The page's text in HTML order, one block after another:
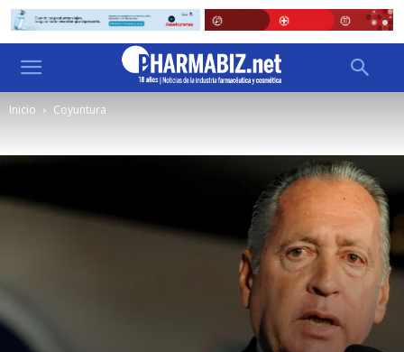
Inicio Coyuntura